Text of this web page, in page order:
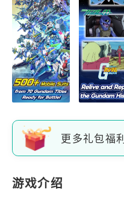
更多礼包福利
游戏介绍